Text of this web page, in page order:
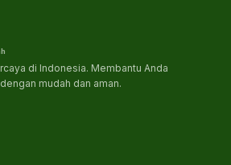
di Indonesia. Membantu Anda
mudah dan aman.